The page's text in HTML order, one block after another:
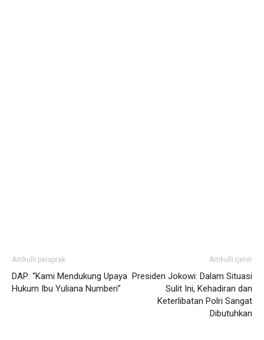
Artikulli paraprak
DAP: “Kami Mendukung Upaya
Hukum Ibu Yuliana Numberi”
Artikulli tjetër
Presiden Jokowi: Dalam Situasi
Sulit Ini, Kehadiran dan
Keterlibatan Polri Sangat
Dibutuhkan